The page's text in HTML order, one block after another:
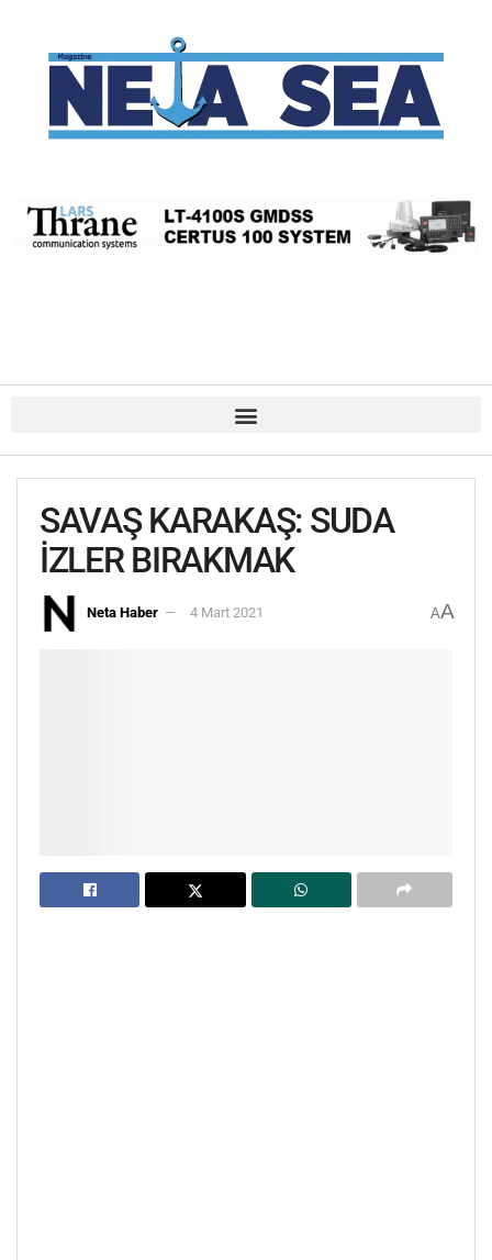
SAVAŞ KARAKAŞ: SUDA
İZLER BIRAKMAK
Neta Haber 4 Mart 2021 AA